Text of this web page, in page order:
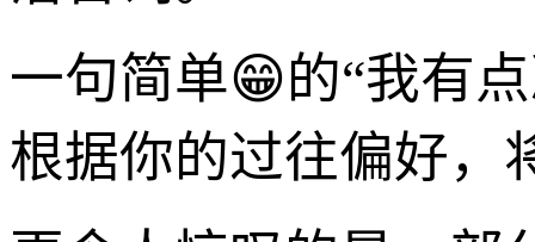
一句简单😁的“我有
根据你的过往偏好，